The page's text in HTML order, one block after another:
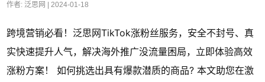
作者: 泛思网 | 2024-01-18
跨境营销必看！泛思网TikTok涨粉丝服务，安全不封号、真
实快速提升人气，解决海外推广没流量困局，立即体验高效
涨粉方案！ 如何挑选出具有爆款潜质的商品? 本文助您在激